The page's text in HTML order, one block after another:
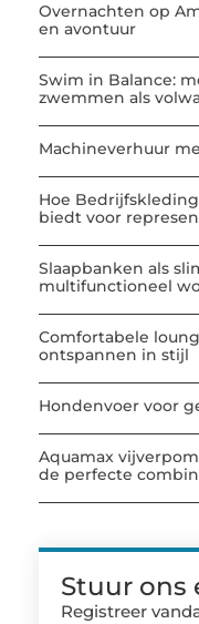
Overnachten op
en avontuur
Swim in Balance:
zwemmen als
Machineverhuur
Hoe
biedt voor
Slaapbanken als
multifunctioneel
Comfortabele
ontspannen in stijl
Hondenvoer voor
Aquamax
de perfecte
Stuur ons
Registreer